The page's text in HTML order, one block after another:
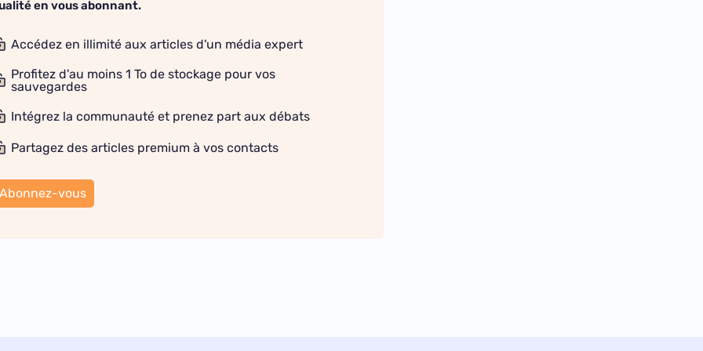
en vous abonnant.
Accédez en illimité aux articles d'un média expert
Profitez d'au moins 1 To de stockage pour vos
sauvegardes
Intégrez la communauté et prenez part aux débats
Partagez des articles premium à vos contacts
Abonnez-vous